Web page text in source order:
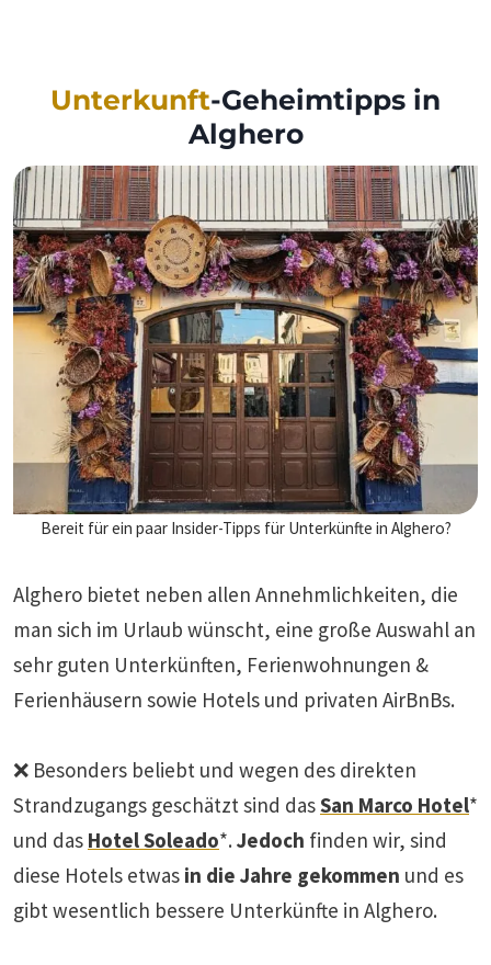
Unterkunft-Geheimtipps in
Alghero
Bereit für ein paar Insider-Tipps für Unterkünfte in Alghero?
Alghero bietet neben allen Annehmlichkeiten, die
man sich im Urlaub wünscht, eine große Auswahl an
sehr guten Unterkünften, Ferienwohnungen &
Ferienhäusern sowie Hotels und privaten AirBnBs.
❌ Besonders beliebt und wegen des direkten
Strandzugangs geschätzt sind dasSan Marco Hotel*
und das Hotel Soleado*.Jedoch finden wir, sind
diese Hotels etwas in die Jahre gekommen und es
gibt wesentlich bessere Unterkünfte in Alghero.